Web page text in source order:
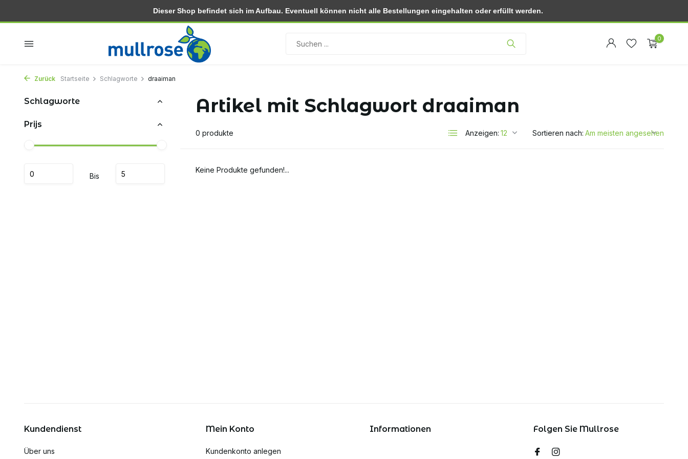
Kostenlose lieferung ab 30.- (NL) Rückgabe innerhalb von 30 Tagen
0
Zurück Startseite Schlagworte draaiman
Schlagworte
Prijs
Bis
Artikel mit Schlagwort draaiman
0 produkte Anzeigen: Sortieren nach:
Keine Produkte gefunden!...
Kundendienst
Über uns
Mein Konto
Kundenkonto anlegen
Informationen Folgen Sie Mullrose
Dieser Shop befindet sich im Aufbau. Eventuell können nicht alle Bestellungen eingehalten oder erfüllt werden.